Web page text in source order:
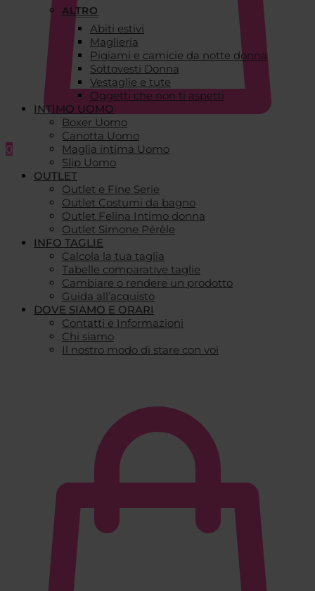
0
ALTRO
Abiti estivi
Maglieria
Pigiami e camicie da notte donna
Sottovesti Donna
Vestaglie e tute
Oggetti che non ti aspetti
INTIMO UOMO
Boxer Uomo
Canotta Uomo
Maglia intima Uomo
Slip Uomo
OUTLET
Outlet e Fine Serie
Outlet Costumi da bagno
Outlet Felina Intimo donna
Outlet Simone Pérèle
INFO TAGLIE
Calcola la tua taglia
Tabelle comparative taglie
Cambiare o rendere un prodotto
Guida all’acquisto
DOVE SIAMO E ORARI
Contatti e Informazioni
Chi siamo
Il nostro modo di stare con voi